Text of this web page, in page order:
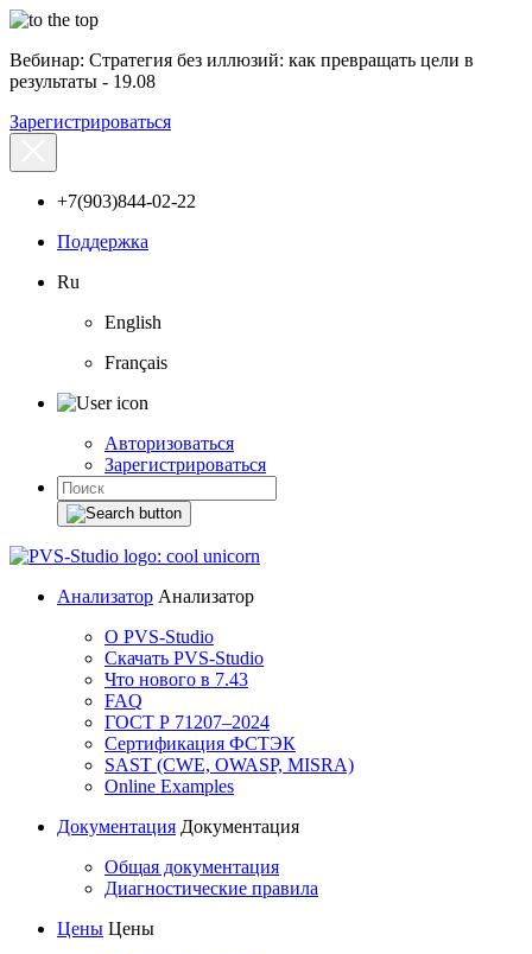
Вебинар: Стратегия без иллюзий: как превращать цели в
результаты - 19.08
Зарегистрироваться
+7(903)844-02-22
Поддержка
Ru
English
Français
Авторизоваться
Зарегистрироваться
Анализатор Анализатор
О PVS-Studio
Скачать PVS-Studio
Что нового в 7.43
FAQ
ГОСТ Р 71207–2024
Сертификация ФСТЭК
SAST (CWE, OWASP, MISRA)
Online Examples
Документация Документация
Общая документация
Диагностические правила
Цены Цены